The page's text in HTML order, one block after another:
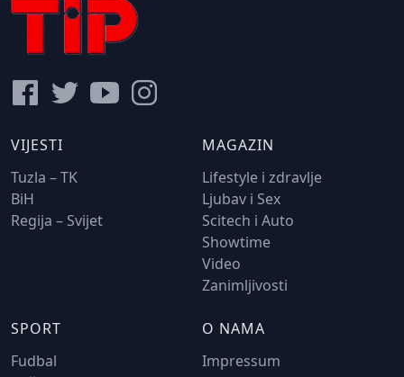
VIJESTI
Tuzla – TK
BiH
Regija – Svijet
MAGAZIN
Lifestyle i zdravlje
Ljubav i Sex
Scitech i Auto
Showtime
Video
Zanimljivosti
SPORT
Fudbal
O NAMA
Impressum